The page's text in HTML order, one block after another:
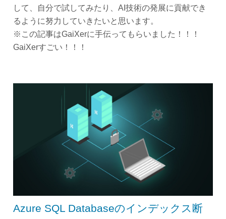
して、自分で試してみたり、AI技術の発展に貢献でき
るように努力していきたいと思います。
※この記事はGaiXerに手伝ってもらいました！！！
GaiXerすごい！！！
Azure SQL Databaseのインデックス断